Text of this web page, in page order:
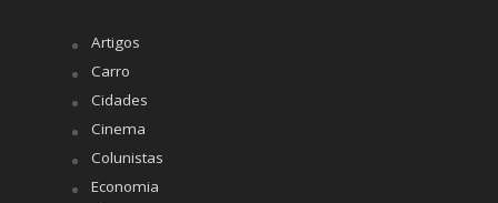
Artigos
Carro
Cidades
Cinema
Colunistas
Economia